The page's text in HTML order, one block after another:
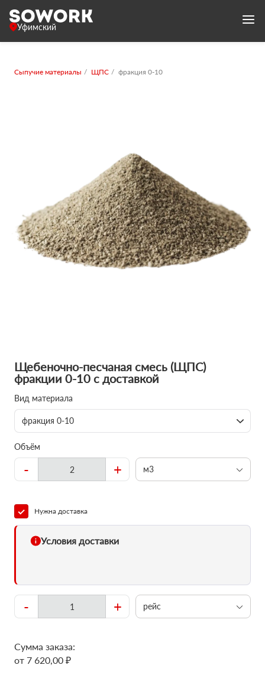
Уфимский
Сыпучие материалы ЩПС фракция 0-10
Щебеночно-песчаная смесь (ЩПС)
фракции 0-10 с доставкой
Вид материала
фракция 0-10
Объём
- + м3
Нужна доставка
Условия доставки
- + рейс
Сумма заказа:
от 7 620,00 ₽